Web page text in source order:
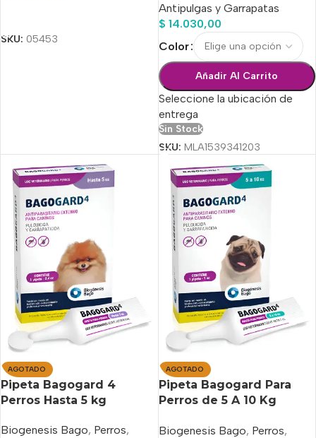
SKU: 05453
Antipulgas y Garrapatas
$ 14.030,00
Color
Añadir Al Carrito
Seleccione la ubicación de
entrega
Sin Stock
SKU: MLA1539341203
AGOTADO
Pipeta Bagogard 4
Perros Hasta 5 kg
Biogenesis Bago, Perros,
AGOTADO
Pipeta Bagogard Para
Perros de 5 A 10 Kg
Biogenesis Bago, Perros,